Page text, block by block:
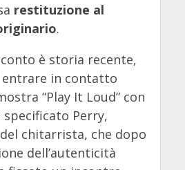
restituzione al
.
è storia recente,
entrare in contatto
“Play It Loud” con
Perry,
chitarrista, che dopo
dell’autenticità